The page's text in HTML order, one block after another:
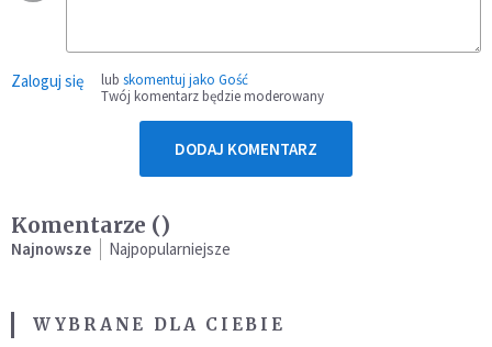
Zaloguj się lub skomentuj jako Gość
Twój komentarz będzie moderowany
DODAJ KOMENTARZ
Komentarze ()
Najnowsze Najpopularniejsze
WYBRANE DLA CIEBIE